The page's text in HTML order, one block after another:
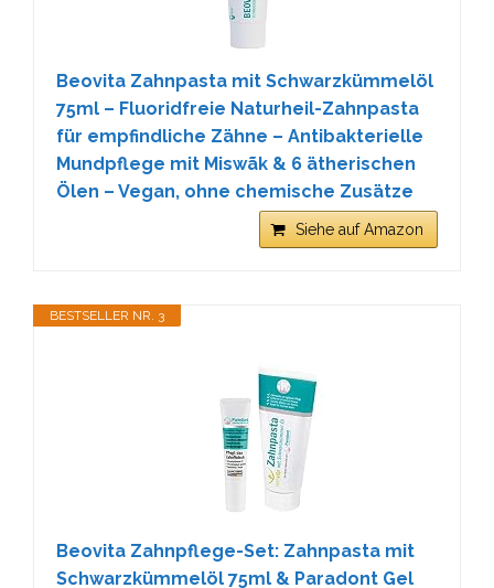
Beovita Zahnpasta mit Schwarzkümmelöl
75ml – Fluoridfreie Naturheil-Zahnpasta
für empfindliche Zähne – Antibakterielle
Mundpflege mit Miswãk & 6 ätherischen
Ölen – Vegan, ohne chemische Zusätze
Siehe auf Amazon
BESTSELLER NR. 3
Beovita Zahnpflege-Set: Zahnpasta mit
Schwarzkümmelöl 75ml & Paradont Gel